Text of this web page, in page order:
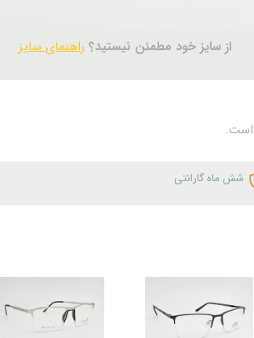
از سایز خود مطمئن نیستید؟ راهنمای سایز
شش ماه گارانتی